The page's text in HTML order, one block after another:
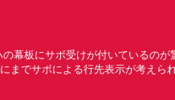
幕板にサボ受けが付いているのが
でサボによる行先表示が考えられ